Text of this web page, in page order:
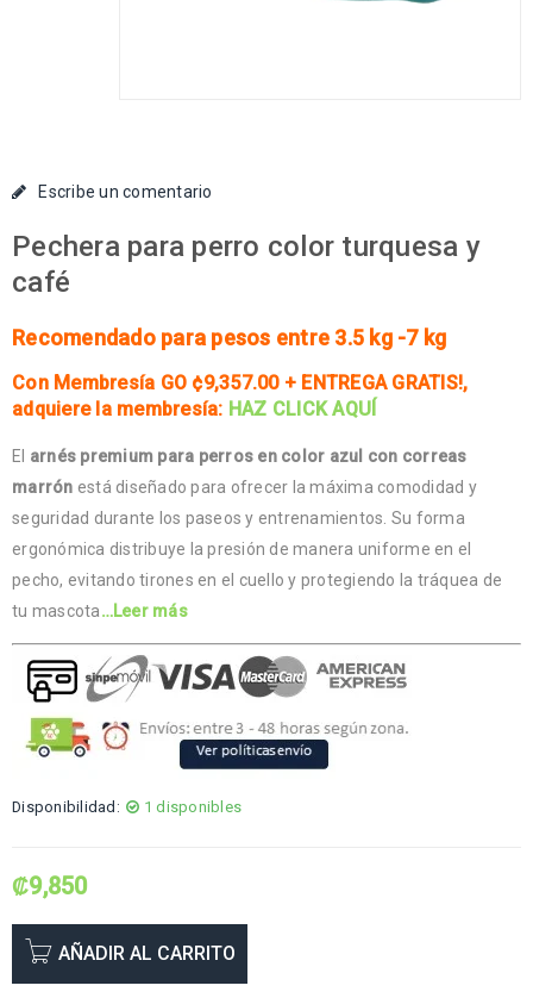
Escribe un comentario
Pechera para perro color turquesa y
café
Recomendado para pesos entre 3.5 kg -7 kg
Con Membresía GO ¢9,357.00 + ENTREGA GRATIS!,
adquiere la membresía: HAZ CLICK AQUÍ
El arnés premium para perros en color azul con correas
marrón está diseñado para ofrecer la máxima comodidad y
seguridad durante los paseos y entrenamientos. Su forma
ergonómica distribuye la presión de manera uniforme en el
pecho, evitando tirones en el cuello y protegiendo la tráquea de
tu mascota…Leer más
Disponibilidad: 1 disponibles
₡9,850
AÑADIR AL CARRITO